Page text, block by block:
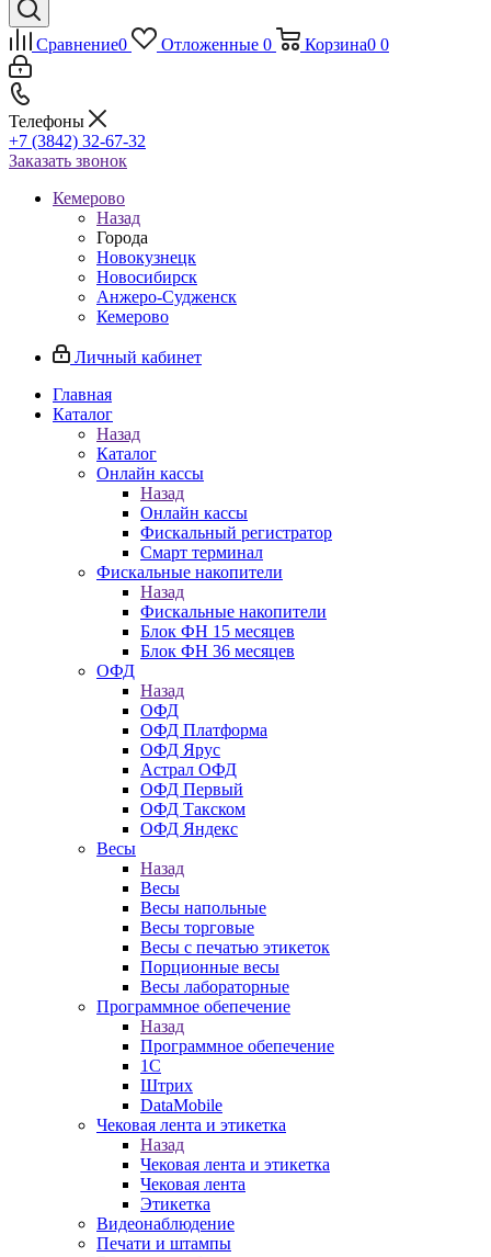
Сравнение0 Отложенные 0 Корзина0 0
Телефоны
+7 (3842) 32-67-32
Заказать звонок
Кемерово
Назад
Города
Новокузнецк
Новосибирск
Анжеро-Судженск
Кемерово
Личный кабинет
Главная
Каталог
Назад
Каталог
Онлайн кассы
Назад
Онлайн кассы
Фискальный регистратор
Смарт терминал
Фискальные накопители
Назад
Фискальные накопители
Блок ФН 15 месяцев
Блок ФН 36 месяцев
ОФД
Назад
ОФД
ОФД Платформа
ОФД Ярус
Астрал ОФД
ОФД Первый
ОФД Такском
ОФД Яндекс
Весы
Назад
Весы
Весы напольные
Весы торговые
Весы с печатью этикеток
Порционные весы
Весы лабораторные
Программное обепечение
Назад
Программное обепечение
1С
Штрих
DataMobile
Чековая лента и этикетка
Назад
Чековая лента и этикетка
Чековая лента
Этикетка
Видеонаблюдение
Печати и штампы